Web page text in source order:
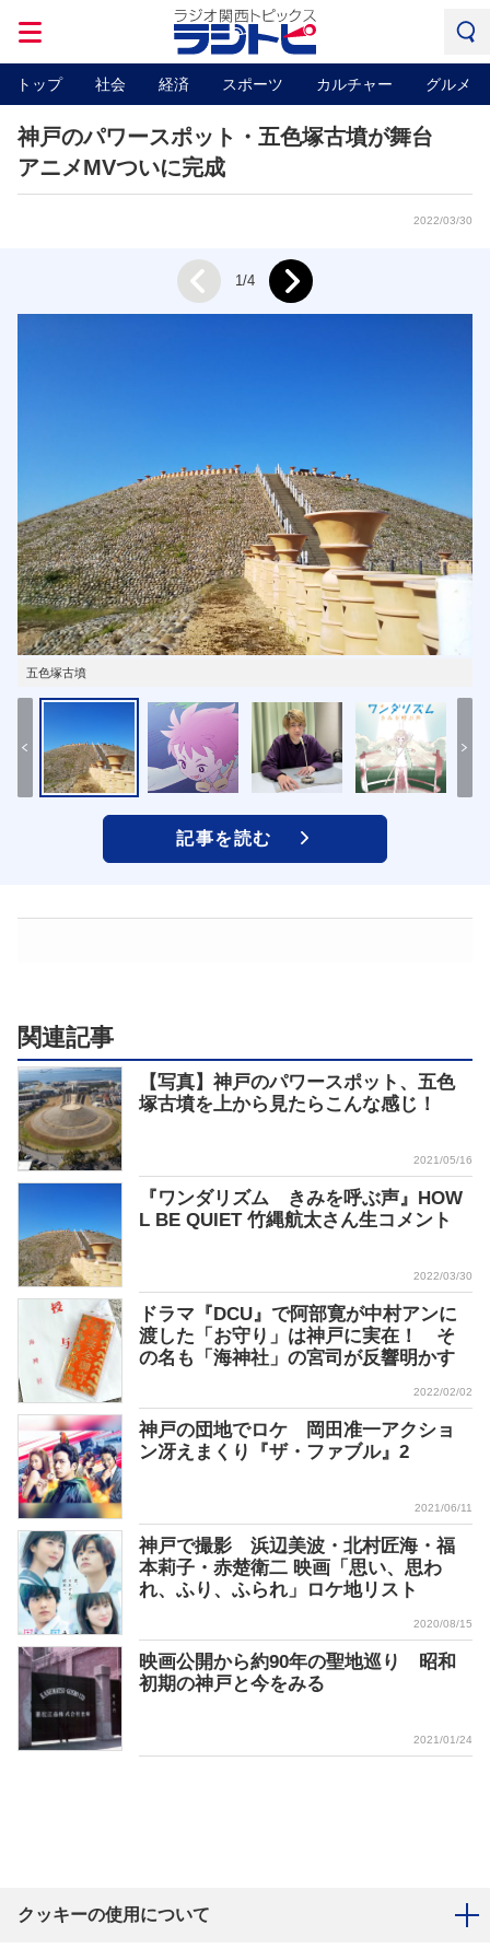
トップ 社会 経済 スポーツ カルチャー グルメ
神戸のパワースポット・五色塚古墳が舞台
アニメMVついに完成
2022/03/30
五色塚古墳
Prev 1/4 Next
記事を読む
関連記事
【写真】神戸のパワースポット、五色
塚古墳を上から見たらこんな感じ！
2021/05/16
『ワンダリズム きみを呼ぶ声』HOW
L BE QUIET 竹縄航太さん生コメント
2022/03/30
ドラマ『DCU』で阿部寛が中村アンに
渡した「お守り」は神戸に実在！ そ
の名も「海神社」の宮司が反響明かす
2022/02/02
神戸の団地でロケ 岡田准一アクショ
ン冴えまくり『ザ・ファブル』2
2021/06/11
神戸で撮影 浜辺美波・北村匠海・福
本莉子・赤楚衛二 映画「思い、思わ
れ、ふり、ふられ」ロケ地リスト
2020/08/15
映画公開から約90年の聖地巡り 昭和
初期の神戸と今をみる
2021/01/24
クッキーの使用について